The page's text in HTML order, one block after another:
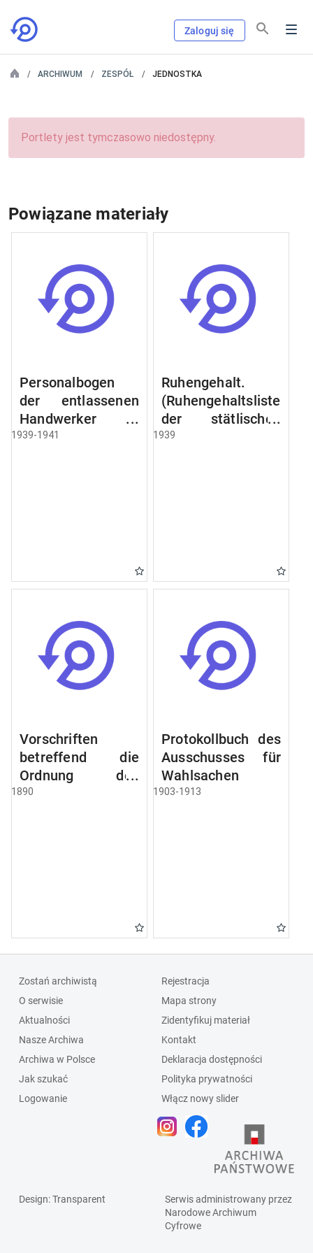
Zaloguj się
ARCHIWUM ZESPÓŁ JEDNOSTKA
Portlety jest tymczasowo niedostępny.
Powiązane materiały
Personalbogen
der entlassenen
Handwerker u.
Arbeiter des
1939-1941
Ruhengehalt.
(Ruhengehaltsliste
der stätlischen
Beamten u.
Raczyński! Schen
Bibliothek).
1939
Vorschriften
betreffend die
Ordnung des
Geschäftsganges
1890
Protokollbuch des
Ausschusses für
Wahlsachen
1903-1913
Zostań archiwistą
O serwisie
Aktualności
Nasze Archiwa
Archiwa w Polsce
Jak szukać
Logowanie
Rejestracja
Mapa strony
Zidentyfikuj materiał
Kontakt
Deklaracja dostępności
Polityka prywatności
Włącz nowy slider
Design: Transparent
Serwis administrowany przez
Narodowe Archiwum
Cyfrowe